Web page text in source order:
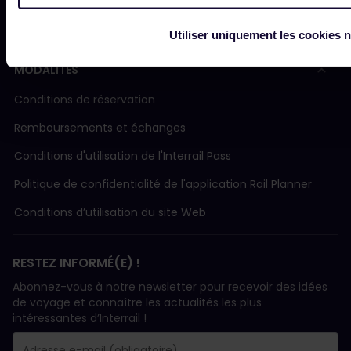
Utiliser uniquement les cookies
MODALITÉS
Conditions de réservation
Remboursements et échanges
Conditions d'utilisation de l'Interrail Pass
Politique de confidentialité de l'application Rail Planner
Conditions d’utilisation du site Web
RESTEZ INFORMÉ(E) !
Abonnez-vous à notre newsletter pour recevoir des idées
de voyage et connaître les actualités les plus
intéressantes d’Interrail !